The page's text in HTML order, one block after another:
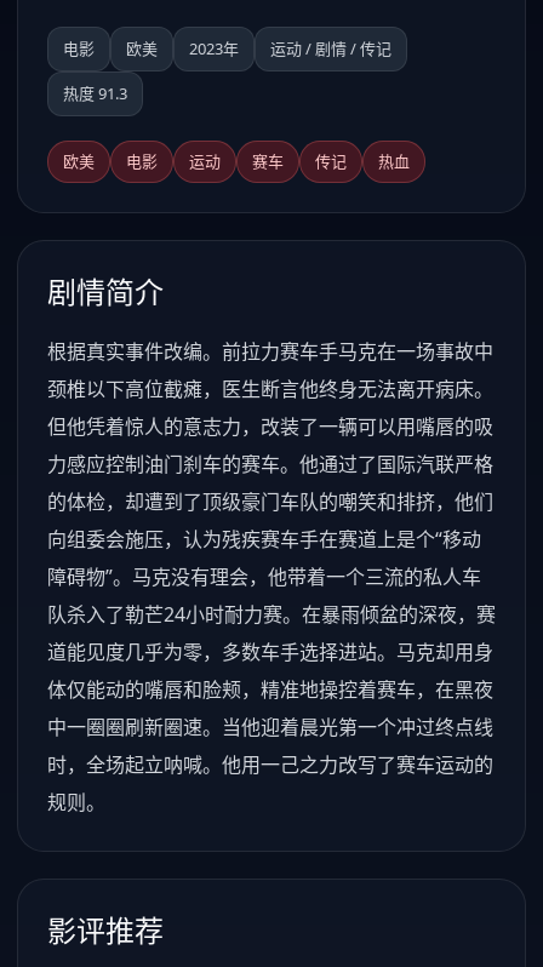
电影 欧美 2023年 运动 / 剧情 / 传记
热度 91.3
欧美 电影 运动 赛车 传记 热血
剧情简介
根据真实事件改编。前拉力赛车手马克在一场事故中
颈椎以下高位截瘫，医生断言他终身无法离开病床。
但他凭着惊人的意志力，改装了一辆可以用嘴唇的吸
力感应控制油门刹车的赛车。他通过了国际汽联严格
的体检，却遭到了顶级豪门车队的嘲笑和排挤，他们
向组委会施压，认为残疾赛车手在赛道上是个“移动
障碍物”。马克没有理会，他带着一个三流的私人车
队杀入了勒芒24小时耐力赛。在暴雨倾盆的深夜，赛
道能见度几乎为零，多数车手选择进站。马克却用身
体仅能动的嘴唇和脸颊，精准地操控着赛车，在黑夜
中一圈圈刷新圈速。当他迎着晨光第一个冲过终点线
时，全场起立呐喊。他用一己之力改写了赛车运动的
规则。
影评推荐